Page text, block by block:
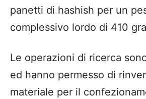
panetti di hashish per un
complessivo lordo di 410
Le operazioni di ricerca
ed hanno permesso di
materiale per il